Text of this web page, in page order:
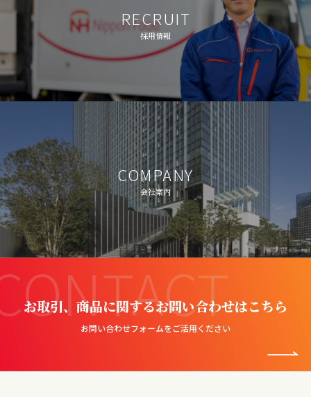
RECRUIT
採用情報
COMPANY
会社案内
お取引、商品に関するお問い合わせはこちら
お問い合わせフォームをご活用ください